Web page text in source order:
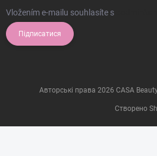
Vložením e-mailu souhlasíte s
Підписатися
Створено
Авторські права 2026 CASA Beauty